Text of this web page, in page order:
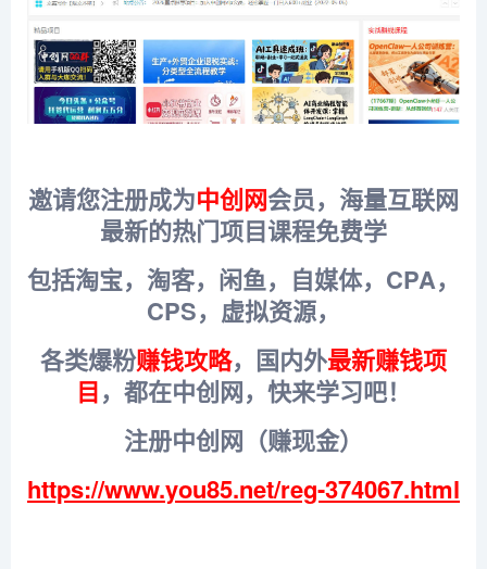
邀请您注册成为中创网会员，海量互联网
最新的热门项目课程免费学
包括淘宝，淘客，闲鱼，自媒体，CPA，
CPS，虚拟资源，
各类爆粉赚钱攻略，国内外最新赚钱项
目，都在中创网，快来学习吧！
注册中创网（赚现金）
https://www.you85.net/reg-374067.html